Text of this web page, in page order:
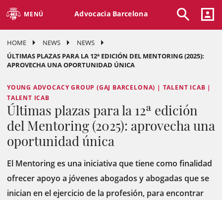
MENÚ Advocacia Barcelona
HOME NEWS
NEWS
ÚLTIMAS PLAZAS PARA LA 12ª EDICIÓN DEL MENTORING (2025):
APROVECHA UNA OPORTUNIDAD ÚNICA
YOUNG ADVOCACY GROUP (GAJ BARCELONA) | TALENT ICAB |
TALENT ICAB
Últimas plazas para la 12ª edición
del Mentoring (2025): aprovecha una
oportunidad única
El Mentoring es una iniciativa que tiene como finalidad
ofrecer apoyo a jóvenes abogados y abogadas que se
inician en el ejercicio de la profesión, para encontrar